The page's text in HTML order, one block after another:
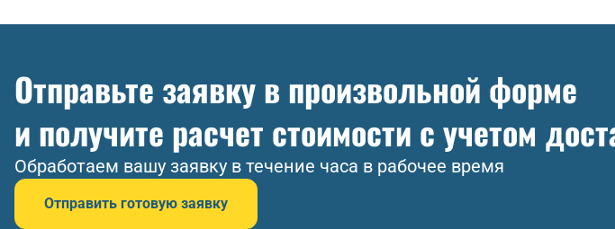
Отправьте заявку в произвольной форме
и получите расчет стоимости с учетом
Обработаем вашу заявку в течение часа в рабочее время
Отправить готовую заявку